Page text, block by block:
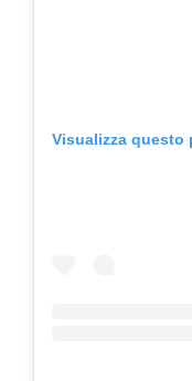
Visualizza questo